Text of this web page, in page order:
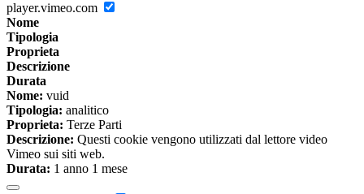
player.vimeo.com
Nome
Tipologia
Proprieta
Descrizione
Durata
Nome: vuid
Tipologia: analitico
Proprieta: Terze Parti
Descrizione: Questi cookie vengono utilizzati dal lettore video
Vimeo sui siti web.
Durata: 1 anno 1 mese